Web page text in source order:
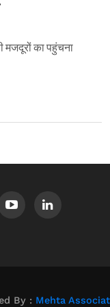
मजदूरों का पहुंचना
By : Mehta